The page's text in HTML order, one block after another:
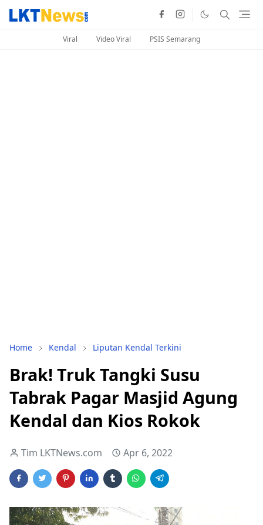
Viral Video Viral PSIS Semarang
Home Kendal Liputan Kendal Terkini
Brak! Truk Tangki Susu
Tabrak Pagar Masjid Agung
Kendal dan Kios Rokok
Tim LKTNews.com Apr 6, 2022